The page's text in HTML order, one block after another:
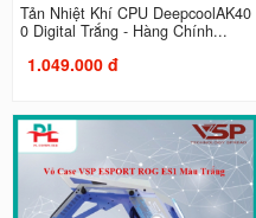
Tản Nhiệt Khí CPU DeepcoolAK40
0 Digital Trắng - Hàng Chính...
1.049.000 đ